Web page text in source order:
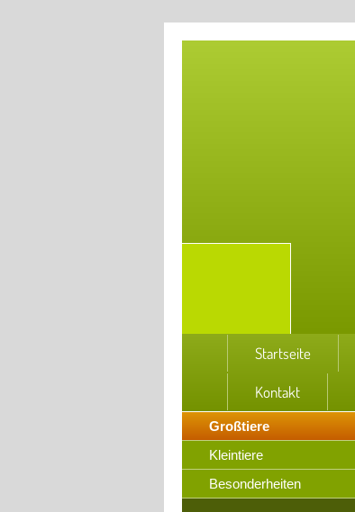
Startseite
Kontakt
Großtiere
Kleintiere
Besonderheiten